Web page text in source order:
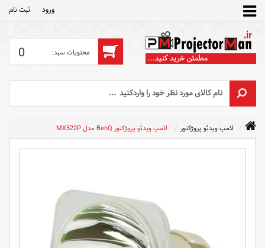
ورود ثبت‌ نام
0
لامپ ویدئو پروژکتور لامپ ویدئو پروژکتور BenQ مدل MX522P